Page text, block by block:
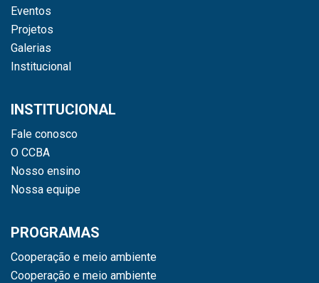
Eventos
Projetos
Galerias
Institucional
INSTITUCIONAL
Fale conosco
O CCBA
Nosso ensino
Nossa equipe
PROGRAMAS
Cooperação e meio ambiente
Cooperação e meio ambiente